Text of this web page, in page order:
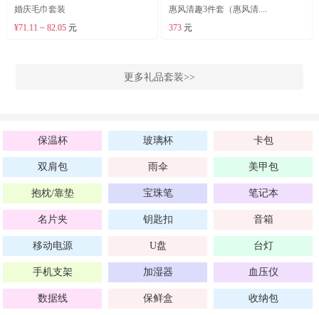
婚庆毛巾套装
¥71.11 ~ 82.05元
惠风清趣3件套（惠风清....
373 元
更多礼品套装>>
保温杯 玻璃杯 卡包
双肩包 雨伞 美甲包
抱枕/靠垫 宝珠笔 笔记本
名片夹 钥匙扣 音箱
移动电源 U盘 台灯
手机支架 加湿器 血压仪
数据线 保鲜盒 收纳包